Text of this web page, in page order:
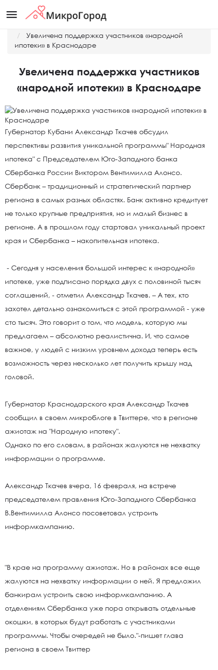
menu
Увеличена поддержка участников «народной
ипотеки» в Краснодаре
Увеличена поддержка участников
«народной ипотеки» в Краснодаре
Губернатор Кубани Александр Ткачев обсудил
перспективы развития уникальной программы" Народная
ипотека" с Председателем Юго-Западного банка
Сбербанка России Виктором Вентимилла Алонсо.
Сбербанк – традиционный и стратегический партнер
региона в самых разных областях. Банк активно кредитует
не только крупные предприятия, но и малый бизнес в
регионе. А в прошлом году стартовал уникальный проект
края и Сбербанка – накопительная ипотека.
- Сегодня у населения большой интерес к «народной»
ипотеке, уже подписано порядка двух с половиной тысяч
соглашений, - отметил Александр Ткачев. – А тех, кто
захотел детально ознакомиться с этой программой - уже
сто тысяч. Это говорит о том, что модель, которую мы
предлагаем – абсолютно реалистична. И, что самое
важное, у людей с низким уровнем дохода теперь есть
возможность через несколько лет получить крышу над
головой.
Губернатор Краснодарского края Александр Ткачев
сообщил в своем микроблоге в Твиттере, что в регионе
ажиотаж на "Народную ипотеку".
Однако по его словам, в районах жалуются не нехватку
информации о программе.
Александр Ткачев вчера, 16 февраля, на встрече
председателем правления Юго-Западного Сбербанка
В.Вентимилла Алонсо посоветовал устроить
информкампанию.
"В крае на программу ажиотаж. Но в районах все еще
жалуются на нехватку информации о ней. Я предложил
банкирам устроить свою информкампанию. А
отделениям Сбербанка уже пора открывать отдельные
окошки, в которых будут работать с участниками
программы. Чтобы очередей не было."-пишет глава
региона в своем Твиттер